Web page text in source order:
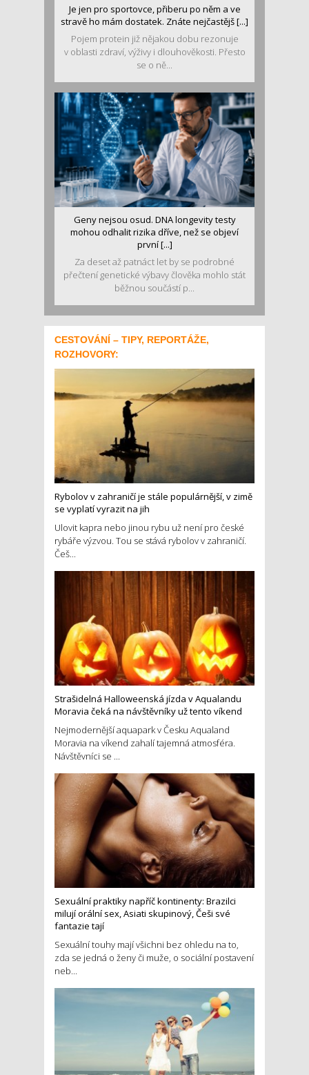
Je jen pro sportovce, přiberu po něm a ve
stravě ho mám dostatek. Znáte nejčastějš [...]
Pojem protein již nějakou dobu rezonuje
v oblasti zdraví, výživy i dlouhověkosti. Přesto
se o ně...
Geny nejsou osud. DNA longevity testy
mohou odhalit rizika dříve, než se objeví
první [...]
Za deset až patnáct let by se podrobné
přečtení genetické výbavy člověka mohlo stát
běžnou součástí p...
CESTOVÁNÍ – TIPY, REPORTÁŽE,
ROZHOVORY:
Rybolov v zahraničí je stále populárnější, v zimě
se vyplatí vyrazit na jih
Ulovit kapra nebo jinou rybu už není pro české
rybáře výzvou. Tou se stává rybolov v zahraničí.
Češ...
Strašidelná Halloweenská jízda v Aqualandu
Moravia čeká na návštěvníky už tento víkend
Nejmodernější aquapark v Česku Aqualand
Moravia na víkend zahalí tajemná atmosféra.
Návštěvníci se ...
Sexuální praktiky napříč kontinenty: Brazilci
milují orální sex, Asiati skupinový, Češi své
fantazie tají
Sexuální touhy mají všichni bez ohledu na to,
zda se jedná o ženy či muže, o sociální postavení
neb...